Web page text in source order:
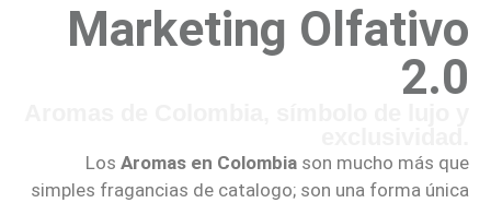
Marketing Olfativo
2.0
Los Aromas en Colombia son mucho más que
simples fragancias de catalogo; son una forma única